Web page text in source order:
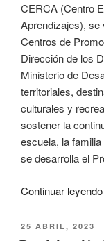
CERCA (Centro
Aprendizajes), se
Centros de
Dirección de los
Ministerio de
territoriales,
culturales y
sostener la
escuela, la
se desarrolla el
Continuar leyendo
25 ABRIL, 2023